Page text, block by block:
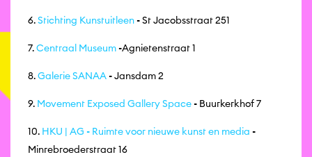
6.Stichting Kunstuitleen- St Jacobsstraat 251
7.Centraal Museum-Agnietenstraat 1
8.Galerie SANAA- Jansdam 2
9. Movement Exposed Gallery Space- Buurkerkhof 7
10. HKU | AG - Ruimte voor nieuwe kunst en media -
Minrebroederstraat 16